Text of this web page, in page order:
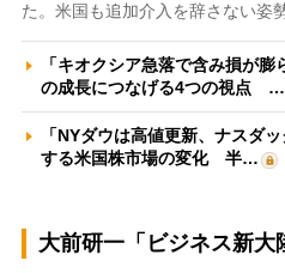
た。米国も追加介入を辞さない姿
「キオクシア急落で含み損が
の成長につなげる4つの視点 …
「NYダウは高値更新、ナスダ
する米国株市場の変化 半…
大前研一「ビジネス新大